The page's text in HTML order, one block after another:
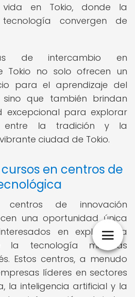
en Tokio, donde la
convergen de
de intercambio en
Tokio no solo ofrecen un
para el aprendizaje del
sino que también brindan
excepcional para explorar
entre la tradición y la
ciudad de Tokio.
en centros de
de innovación
una oportunidad única
en explorar la
la tecnología mientras
Estos centros, a menudo
líderes en sectores
la inteligencia artificial y la